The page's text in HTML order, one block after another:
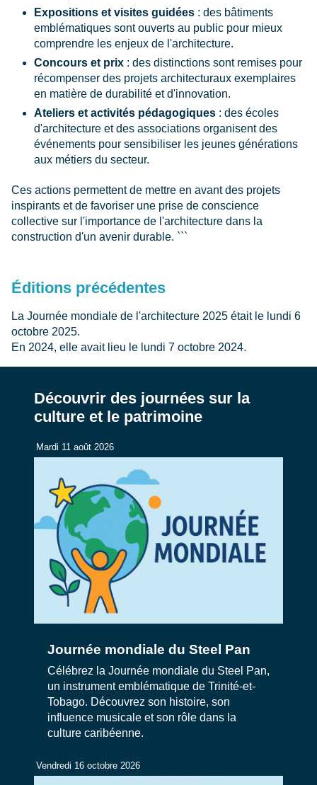
Expositions et visites guidées : des bâtiments
emblématiques sont ouverts au public pour mieux
comprendre les enjeux de l'architecture.
Concours et prix : des distinctions sont remises pour
récompenser des projets architecturaux exemplaires
en matière de durabilité et d'innovation.
Ateliers et activités pédagogiques : des écoles
d'architecture et des associations organisent des
événements pour sensibiliser les jeunes générations
aux métiers du secteur.
Ces actions permettent de mettre en avant des projets
inspirants et de favoriser une prise de conscience
collective sur l'importance de l'architecture dans la
construction d'un avenir durable. ```
Éditions précédentes
La Journée mondiale de l'architecture 2025 était le lundi 6
octobre 2025.
En 2024, elle avait lieu le lundi 7 octobre 2024.
Découvrir des journées sur la
culture et le patrimoine
Mardi 11 août 2026
Journée mondiale du Steel Pan
Célébrez la Journée mondiale du Steel Pan,
un instrument emblématique de Trinité-et-
Tobago. Découvrez son histoire, son
influence musicale et son rôle dans la
culture caribéenne.
Vendredi 16 octobre 2026